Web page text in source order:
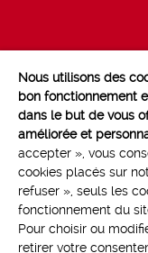
Nous utilisons des
bon fonctionnement
dans le but de vous
améliorée et
accepter », vous
cookies placés sur
refuser », seuls les
fonctionnement du
Pour choisir ou
retirer votre